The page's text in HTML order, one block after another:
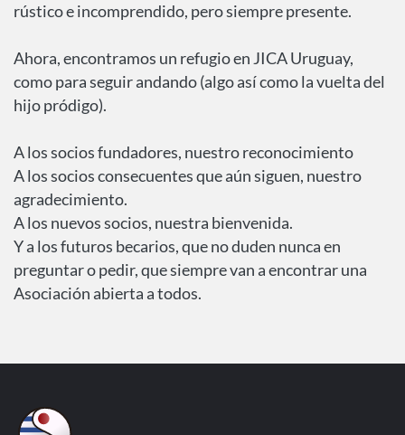
rústico e incomprendido, pero siempre presente.
Ahora, encontramos un refugio en JICA Uruguay,
como para seguir andando (algo así como la vuelta del
hijo pródigo).
A los socios fundadores, nuestro reconocimiento
A los socios consecuentes que aún siguen, nuestro
agradecimiento.
A los nuevos socios, nuestra bienvenida.
Y a los futuros becarios, que no duden nunca en
preguntar o pedir, que siempre van a encontrar una
Asociación abierta a todos.